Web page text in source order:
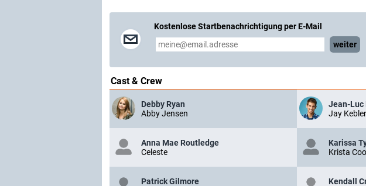
Kostenlose Startbenachrichtigung per E-Mail
weiter
Cast & Crew
Debby Ryan
Abby Jensen
Jean-Luc
Jay Kebler
Anna Mae Routledge
Celeste
Karissa
Krista
Patrick Gilmore
Kendall